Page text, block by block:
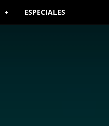
ESPECIALES